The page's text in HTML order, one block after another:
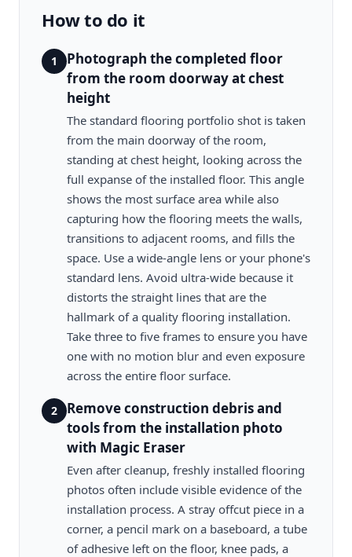
How to do it
1
Photograph the completed floor
from the room doorway at chest
height
The standard flooring portfolio shot is taken
from the main doorway of the room,
standing at chest height, looking across the
full expanse of the installed floor. This angle
shows the most surface area while also
capturing how the flooring meets the walls,
transitions to adjacent rooms, and fills the
space. Use a wide-angle lens or your phone's
standard lens. Avoid ultra-wide because it
distorts the straight lines that are the
hallmark of a quality flooring installation.
Take three to five frames to ensure you have
one with no motion blur and even exposure
across the entire floor surface.
2
Remove construction debris and
tools from the installation photo
with Magic Eraser
Even after cleanup, freshly installed flooring
photos often include visible evidence of the
installation process. A stray offcut piece in a
corner, a pencil mark on a baseboard, a tube
of adhesive left on the floor, knee pads, a